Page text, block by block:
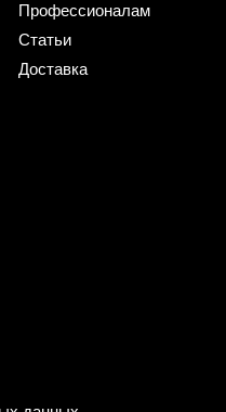
Профессионалам
Статьи
Доставка